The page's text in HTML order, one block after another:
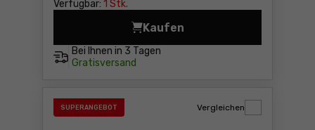
Verfügbar: 1 Stk.
Bei Ihnen in 3 Tagen
Gratisversand
Kaufen
Akku-Nagler Makita
SUPERANGEBOT Vergleichen